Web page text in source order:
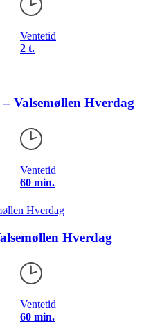
Ventetid
2 t.
Valsemøllen Hverdag
Ventetid
60 min.
Hverdag
Ventetid
60 min.